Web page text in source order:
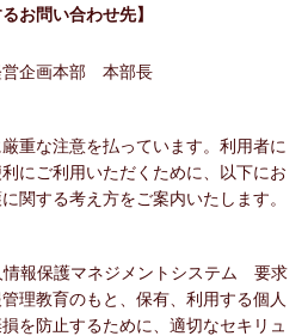
お問い合わせ先】
企画本部 本部長
重な注意を払っています。利用者に
にご利用いただくために、以下にお
関する考え方をご案内いたします。
情報保護マネジメントシステム 要求
理教育のもと、保有、利用する個人
を防止するために、適切なセキリュ